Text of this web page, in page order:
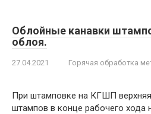
Облойные канавки
облоя.
27.04.2021 Горячая обработка
При штамповке на КГШП
штампов в конце рабочего хода